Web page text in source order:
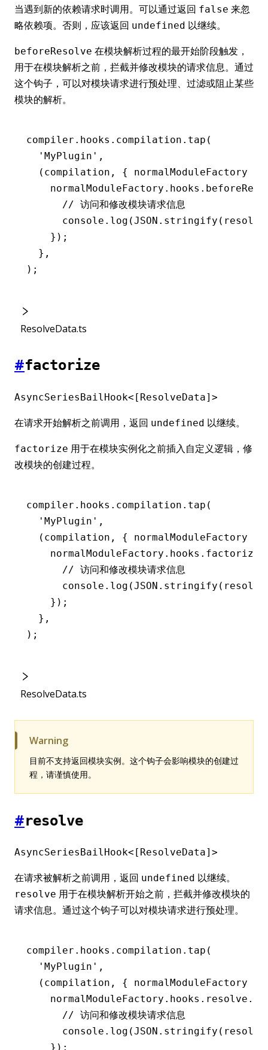
当遇到新的依赖请求时调用。可以通过返回 false 来忽
略依赖项。否则，应该返回 undefined 以继续。
beforeResolve 在模块解析过程的最开始阶段触发，
用于在模块解析之前，拦截并修改模块的请求信息。通过
这个钩子，可以对模块请求进行预处理、过滤或阻止某些
模块的解析。
compiler . hooks . compilation .tap (
  'MyPlugin'
,
  (compilation
,
{ normalModuleFactory
    normalModuleFactory
. hooks .
      // 访问和修改模块请求信息
      console
.log (JSON .stringify
    });
  }
,
);
ResolveData.ts
#factorize
AsyncSeriesBailHook<[ResolveData]>
在请求开始解析之前调用，返回 undefined 以继续。
factorize 用于在模块实例化之前插入自定义逻辑，修
改模块的创建过程。
compiler . hooks . compilation .tap (
  'MyPlugin'
,
  (compilation
,
{ normalModuleFactory
    normalModuleFactory
. hooks . factorize
      // 访问和修改模块请求信息
      console
.log (JSON .stringify
    });
  }
,
);
ResolveData.ts
Warning
目前不支持返回模块实例。这个钩子会影响模块的创建过
程，请谨慎使用。
#resolve
AsyncSeriesBailHook<[ResolveData]>
在请求被解析之前调用，返回 undefined 以继续。
resolve 用于在模块解析开始之前，拦截并修改模块的
请求信息。通过这个钩子可以对模块请求进行预处理。
compiler . hooks . compilation .tap (
  'MyPlugin'
,
  (compilation
,
{ normalModuleFactory
    normalModuleFactory
. hooks . resolve
      // 访问和修改模块请求信息
      console
.log (JSON .stringify
    });